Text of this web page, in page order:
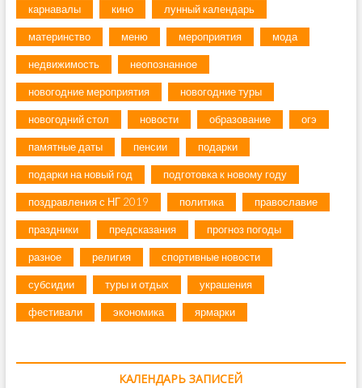
карнавалы кино лунный календарь
материнство меню мероприятия мода
недвижимость неопознанное
новогодние мероприятия новогодние туры
новогодний стол новости образование огэ
памятные даты пенсии подарки
подарки на новый год подготовка к новому году
поздравления с НГ 2019 политика православие
праздники предсказания прогноз погоды
разное религия спортивные новости
субсидии туры и отдых украшения
фестивали экономика ярмарки
КАЛЕНДАРЬ ЗАПИСЕЙ